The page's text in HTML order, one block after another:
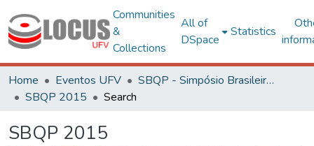
Communities
&
Collections
All of
DSpace
Statistics
Home Eventos UFV
SBQP - Simpósio Brasileiro de Qualidade do Projeto no Ambiente Construído
SBQP 2015
Search
SBQP 2015